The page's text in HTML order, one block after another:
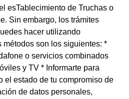
esTablecimiento de Truchas o
Sin embargo, los trámites
hacer utilizando
métodos son los siguientes: *
o servicios combinados
y TV * Informarte para
el estado de tu compromiso de
de datos personales,